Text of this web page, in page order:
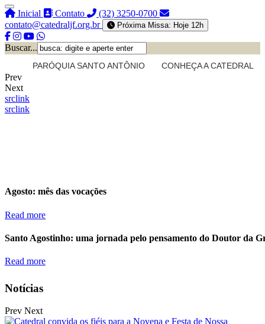
Inicial Contato
(32) 3250-0700
contato@catedraljf.org.br
Próxima Missa: Hoje 12h
Buscar...
PARÓQUIA SANTO ANTÔNIO CONHEÇA A CATEDRAL
Prev
Next
srclink
srclink
Agosto: mês das vocações
Read more
Santo Agostinho: uma jornada pelo pensamento do Doutor da
Read more
Notícias
Prev Next